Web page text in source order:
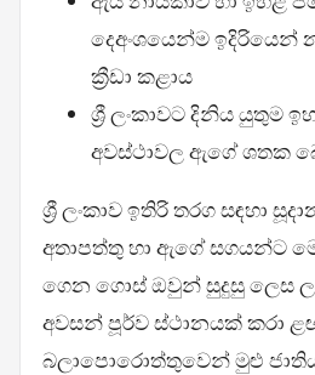
දෙඅංශයෙන්ම
ක්‍රීඩා කළාය
ශ්‍රී ලංකාවට දිනිය යුතුම
අවස්ථාවල ඇගේ ශතක
ශ්‍රී ලංකාව ඉතිරි තරග සඳහා
අතාපත්තු හා ඇගේ සගයන්ට
ගෙන ගොස් ඔවුන් සුදුසු ලෙස
අවසන් පූර්ව ස්ථානයක් කරා
බලාපොරොත්තුවෙන් මුළු